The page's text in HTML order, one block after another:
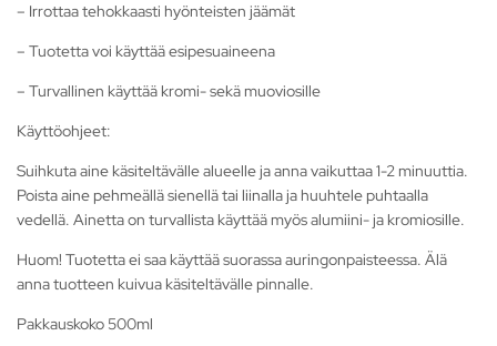
– Irrottaa tehokkaasti hyönteisten jäämät
– Tuotetta voi käyttää esipesuaineena
– Turvallinen käyttää kromi- sekä muoviosille
Käyttöohjeet:
Suihkuta aine käsiteltävälle alueelle ja anna vaikuttaa 1-2 minuuttia.
Poista aine pehmeällä sienellä tai liinalla ja huuhtele puhtaalla
vedellä. Ainetta on turvallista käyttää myös alumiini- ja kromiosille.
Huom! Tuotetta ei saa käyttää suorassa auringonpaisteessa. Älä
anna tuotteen kuivua käsiteltävälle pinnalle.
Pakkauskoko 500ml